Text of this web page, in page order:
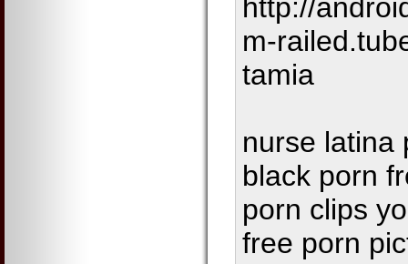
http://
m-
tamia
nurse latina
black porn
porn clips
free porn